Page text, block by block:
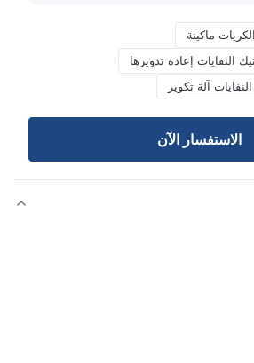
ماكينة
إعادة تدويرها
آلة تكوير
الآن